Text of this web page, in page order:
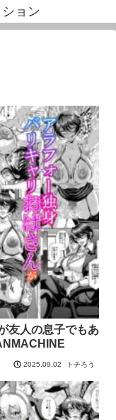
ョン
友人の息子でもあ
2025.09.02 トチろう